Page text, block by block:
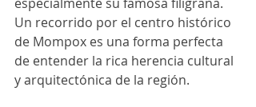
Un recorrido por el centro histórico
de Mompox es una forma perfecta
de entender la rica herencia cultural
y arquitectónica de la región.